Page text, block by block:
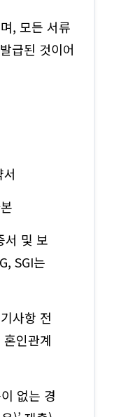
, 모든 서류
급된 것이어
서 및 보
SGI는
사항 전
인관계
없는 경